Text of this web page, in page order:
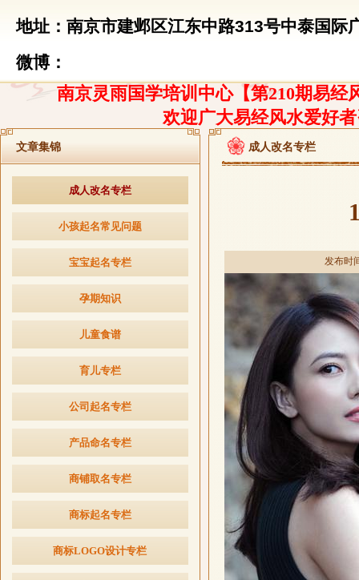
地址：南京市建邺区江东中路313号中泰国际
微博：
南京灵雨国学培训中心【第210期易经
欢迎广大易经风水爱好
文章集锦
成人改名专栏
小孩起名常见问题
宝宝起名专栏
孕期知识
儿童食谱
育儿专栏
公司起名专栏
产品命名专栏
商铺取名专栏
商标起名专栏
商标LOGO设计专栏
成人改名专栏
发布时